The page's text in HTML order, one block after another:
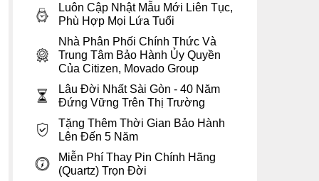
Luôn Cập Nhật Mẫu Mới Liên Tục,
Phù Hợp Mọi Lứa Tuổi
Nhà Phân Phối Chính Thức Và
Trung Tâm Bảo Hành Ủy Quyền
Của Citizen, Movado Group
Lâu Đời Nhất Sài Gòn - 40 Năm
Đứng Vững Trên Thị Trường
Tặng Thêm Thời Gian Bảo Hành
Lên Đến 5 Năm
Miễn Phí Thay Pin Chính Hãng
(Quartz) Trọn Đời